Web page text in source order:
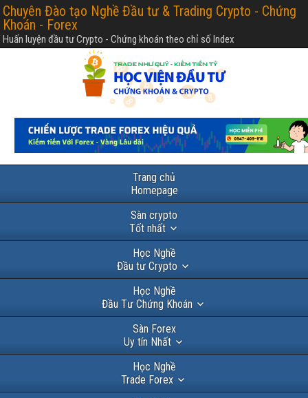
Chuyên Đào tạo Nghề Đầu tư & Trading Crypto - Chứng
Khoán - Forex
Huấn luyện đầu tư Crypto - Chứng khoán theo chỉ số Index
Trang chủ
Homepage
Sàn crypto
Tốt nhất
Học Nghề
Đầu tư Crypto
Học Nghề
Đầu Tư Chứng Khoán
Sàn Forex
Uy tín Nhất
Học Nghề
Trade Forex